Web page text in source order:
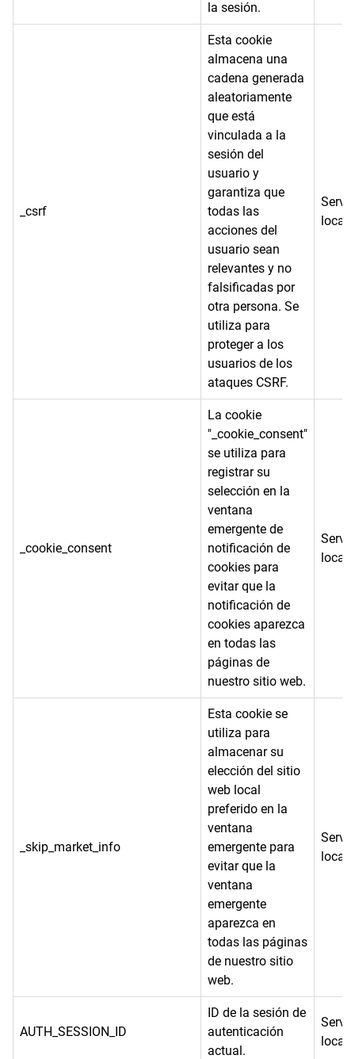
la sesión.
_csrf
Esta cookie
almacena una
cadena generada
aleatoriamente
que está
vinculada a la
sesión del
usuario y
garantiza que
todas las
acciones del
usuario sean
relevantes y no
falsificadas por
otra persona. Se
utiliza para
proteger a los
usuarios de los
ataques CSRF.
local
_cookie_consent
La cookie
"_cookie_consent"
se utiliza para
registrar su
selección en la
ventana
emergente de
notificación de
cookies para
evitar que la
notificación de
cookies aparezca
en todas las
páginas de
nuestro sitio web.
local
_skip_market_info
Esta cookie se
utiliza para
almacenar su
elección del sitio
web local
preferido en la
ventana
emergente para
evitar que la
ventana
emergente
aparezca en
todas las páginas
de nuestro sitio
web.
local
AUTH_SESSION_ID
ID de la sesión de
autenticación
actual.
local